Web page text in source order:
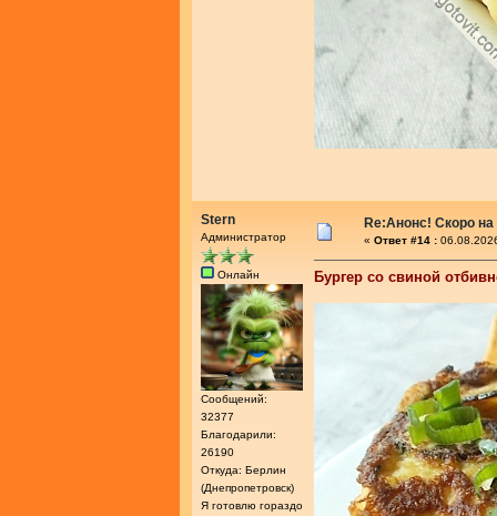
Stern
Администратор
Онлайн
Сообщений:
32377
Благодарили:
26190
Откуда: Берлин
(Днепропетровск)
Я готовлю гораздо
Re:Анонс! Скоро
« Ответ #14 :
Бургер со свиной